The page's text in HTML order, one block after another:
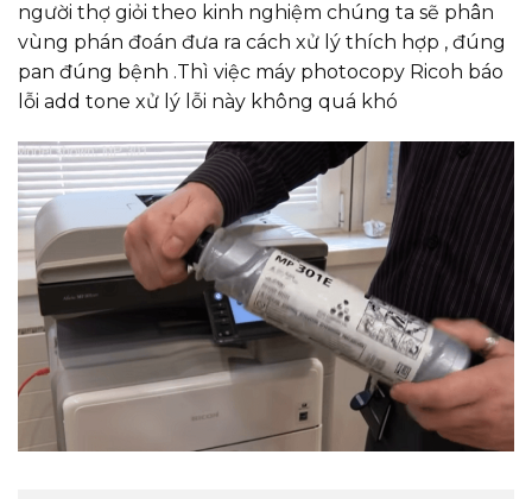
người thợ giỏi theo kinh nghiệm chúng ta sẽ phân
vùng phán đoán đưa ra cách xử lý thích hợp , đúng
pan đúng bệnh .Thì việc máy photocopy Ricoh báo
lỗi add tone xử lý lỗi này không quá khó